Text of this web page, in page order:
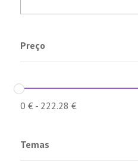
Preço
0 €- 222.28 €
Temas